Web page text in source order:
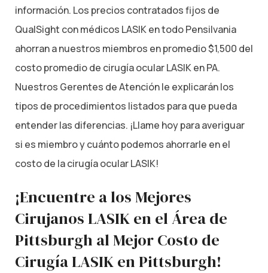
información. Los precios contratados fijos de
QualSight con médicos LASIK en todo Pensilvania
ahorran a nuestros miembros en promedio $1,500 del
costo promedio de cirugía ocular LASIK en PA.
Nuestros Gerentes de Atención le explicarán los
tipos de procedimientos listados para que pueda
entender las diferencias. ¡Llame hoy para averiguar
si es miembro y cuánto podemos ahorrarle en el
costo de la cirugía ocular LASIK!
¡Encuentre a los Mejores
Cirujanos LASIK en el Área de
Pittsburgh al Mejor Costo de
Cirugía LASIK en Pittsburgh!